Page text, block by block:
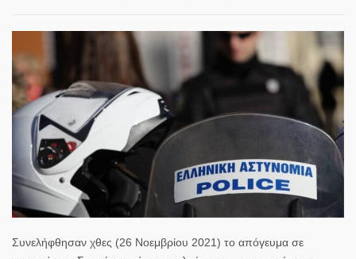
Συνελήφθησαν χθες (26 Νοεμβρίου 2021) το απόγευμα σε